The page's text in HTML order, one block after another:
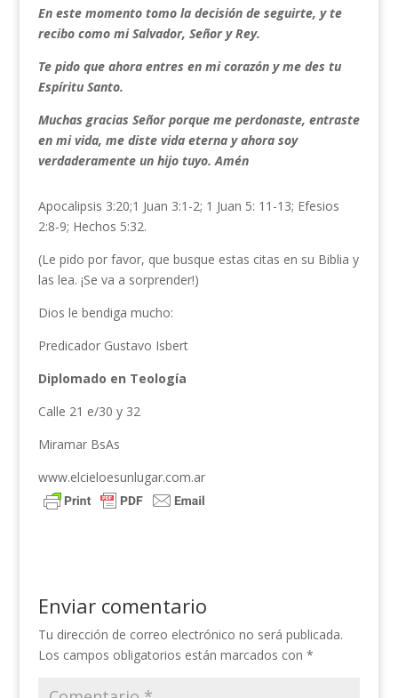
En este momento tomo la decisión de seguirte, y te
recibo como mi Salvador, Señor y Rey.
Te pido que ahora entres en mi corazón y me des tu
Espíritu Santo.
Muchas gracias Señor porque me perdonaste, entraste
en mi vida, me diste vida eterna y ahora soy
verdaderamente un hijo tuyo. Amén
Apocalipsis 3:20;1 Juan 3:1-2; 1 Juan 5: 11-13; Efesios
2:8-9; Hechos 5:32.
(Le pido por favor, que busque estas citas en su Biblia y
las lea. ¡Se va a sorprender!)
Dios le bendiga mucho:
Predicador Gustavo Isbert
Diplomado en Teología
Calle 21 e/30 y 32
Miramar BsAs
www.elcieloesunlugar.com.ar
Enviar comentario
Tu dirección de correo electrónico no será publicada.
Los campos obligatorios están marcados con *